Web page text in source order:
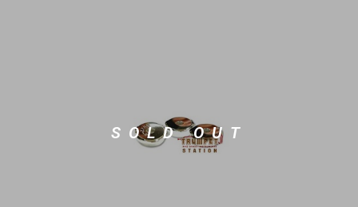
キーボード 電子ピアノ
SOLD OUT